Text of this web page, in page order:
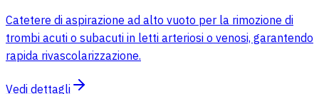
Catetere di aspirazione ad alto vuoto per la rimozione di
trombi acuti o subacuti in letti arteriosi o venosi, garantendo
rapida rivascolarizzazione.
Vedi dettagli